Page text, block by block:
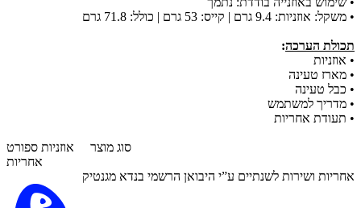
• משקל: אוזניות: 9.4 גרם | קייס: 53 גרם | כולל: 71.8 גרם
תכולת הערכה:
• אוזניות
• מארז טעינה
• כבל טעינה
• מדריך למשתמש
• תעודת אחריות
סוג מוצר אוזניות ספורט
אחריות
אחריות ושירות לשנתיים ע”י היבואן הרשמי בנדא מגנטיק